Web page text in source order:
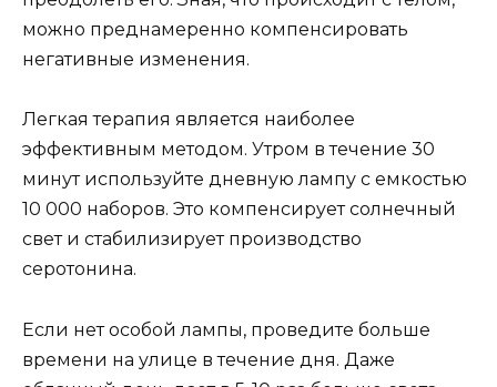
можно преднамеренно компенсировать
негативные изменения.
Легкая терапия является наиболее
эффективным методом. Утром в течение 30
минут используйте дневную лампу с емкостью
10 000 наборов. Это компенсирует солнечный
свет и стабилизирует производство
серотонина.
Если нет особой лампы, проведите больше
времени на улице в течение дня. Даже